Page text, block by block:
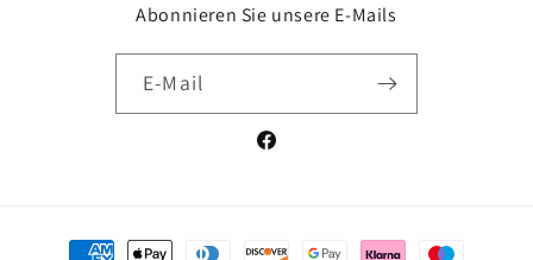
Abonnieren Sie unsere E-Mails
E-Mail
Facebook
Zahlungsmethoden